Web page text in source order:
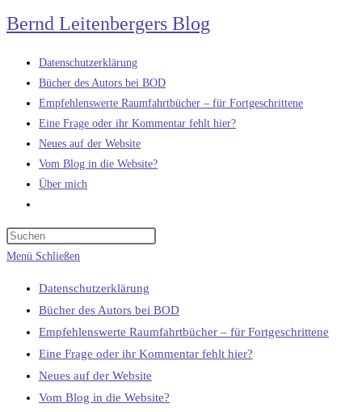
Zum
Inhalt
springen
Bernd Leitenbergers Blog
Datenschutzerklärung
Bücher des Autors bei BOD
Empfehlenswerte Raumfahrtbücher – für Fortgeschrittene
Eine Frage oder ihr Kommentar fehlt hier?
Neues auf der Website
Vom Blog in die Website?
Über mich
umschalten
Menü Schließen
Datenschutzerklärung
Bücher des Autors bei BOD
Empfehlenswerte Raumfahrtbücher – für Fortgeschrittene
Eine Frage oder ihr Kommentar fehlt hier?
Neues auf der Website
Vom Blog in die Website?